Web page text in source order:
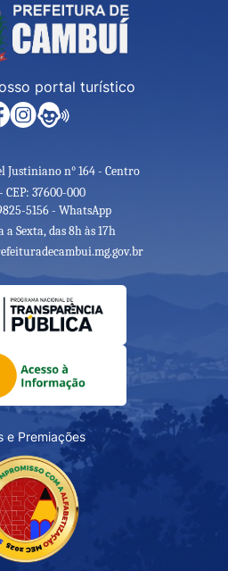
portal turístico
Justiniano n° 164 - Centro
37600-000
5156 - WhatsApp
a Sexta, das 8h às 17h
e Premiações